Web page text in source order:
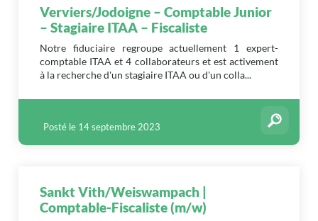
Verviers/Jodoigne – Comptable Junior
– Stagiaire ITAA – Fiscaliste
Notre fiduciaire regroupe actuellement 1 expert-
comptable ITAA et 4 collaborateurs et est activement
à la recherche d'un stagiaire ITAA ou d'un colla...
Posté le 14 septembre 2023
Sankt Vith/Weiswampach |
Comptable-Fiscaliste (m/w)